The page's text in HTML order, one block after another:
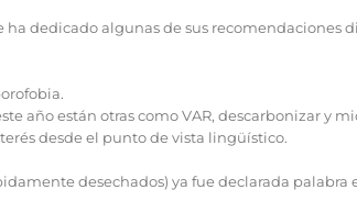
dedicado algunas de sus recomendaciones
año están otras como VAR, descarbonizar y
desde el punto de vista lingüístico.
desechados) ya fue declarada palabra